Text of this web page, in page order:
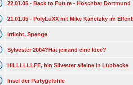
22.01.05 - Back to Future - Höschbar Dortmund
21.01.05 - PolyLuXX mit Mike Kanetzky im
Irrlicht, Spenge
Sylvester 2004?Hat jemand eine Idee?
HILLLLLLFE, bin Silvester alleine in Lübbecke
Insel der Partygefühle